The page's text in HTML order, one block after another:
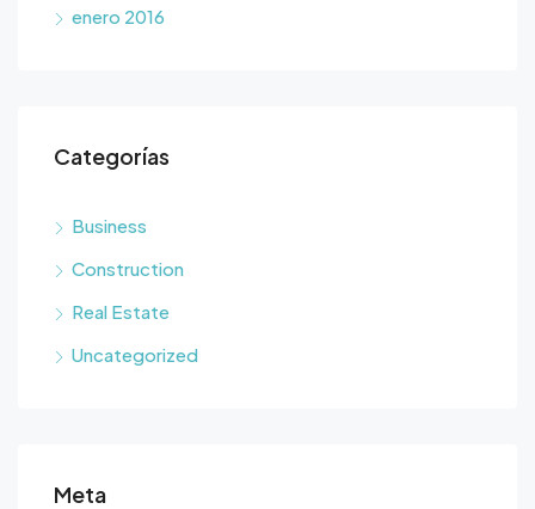
enero 2016
Categorías
Business
Construction
Real Estate
Uncategorized
Meta